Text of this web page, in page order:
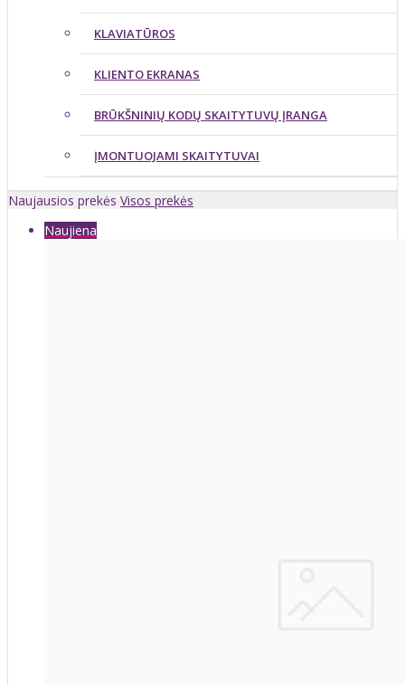
KLAVIATŪROS
KLIENTO EKRANAS
BRŪKŠNINIŲ KODŲ SKAITYTUVŲ ĮRANGA
ĮMONTUOJAMI SKAITYTUVAI
Naujausios prekės Visos prekės
Naujiena